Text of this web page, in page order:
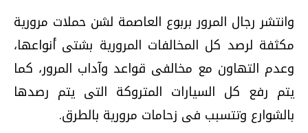
وانتشر رجال المرور بربوع العاصمة لشن حملات مرورية
مكثفة لرصد كل المخالفات المرورية بشتى أنواعها،
وعدم التهاون مع مخالفى قواعد وآداب المرور، كما
يتم رفع كل السيارات المتروكة التى يتم رصدها
بالشوارع وتتسبب فى زحامات مرورية بالطرق.